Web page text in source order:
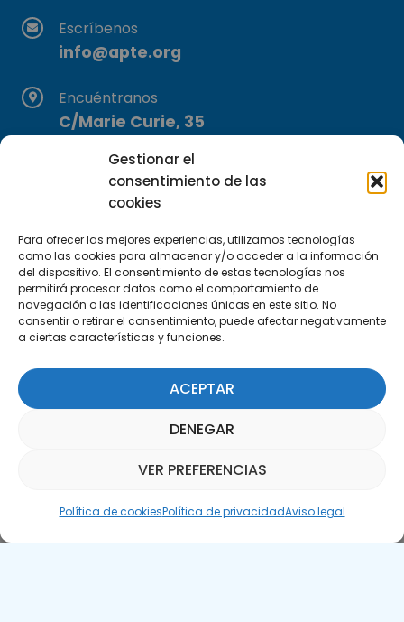
Gestionar el
consentimiento de las
cookies
Para ofrecer las mejores experiencias, utilizamos tecnologías
como las cookies para almacenar y/o acceder a la información
del dispositivo. El consentimiento de estas tecnologías nos
permitirá procesar datos como el comportamiento de
navegación o las identificaciones únicas en este sitio. No
consentir o retirar el consentimiento, puede afectar negativamente
a ciertas características y funciones.
ACEPTAR
DENEGAR
VER PREFERENCIAS
Política de cookiesPolítica de privacidadAviso legal
Escríbenos
info@apte.org
Encuéntranos
C/Marie Curie, 35
Suscríbete a nuestra Newsletter
SUSCRÍBETE AQUÍ